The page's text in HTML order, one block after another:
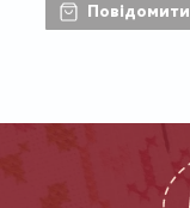
Повідомити